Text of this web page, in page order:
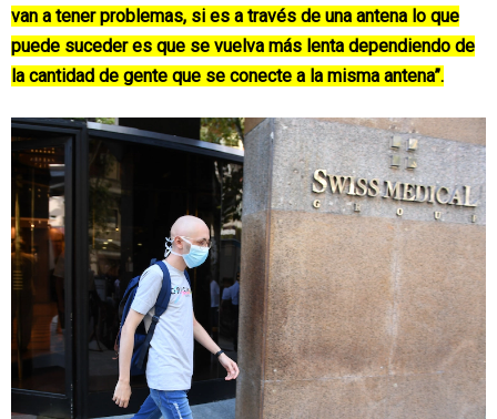
van a tener problemas, si es a través de una antena lo que
puede suceder es que se vuelva más lenta dependiendo de
la cantidad de gente que se conecte a la misma antena”.